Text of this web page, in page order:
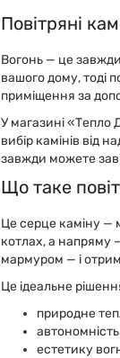
Повітряні
Вогонь — це
вашого дому, тоді
приміщення за
У магазині «Тепло
вибір камінів від
завжди можете
Що таке
Це серце каміну —
котлах, а напряму
мармуром — і
Це ідеальне
природне
автономність
естетику